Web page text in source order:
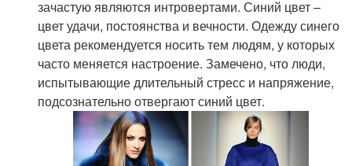
зачастую являются интровертами. Синий цвет –
цвет удачи, постоянства и вечности. Одежду синего
цвета рекомендуется носить тем людям, у которых
часто меняется настроение. Замечено, что люди,
испытывающие длительный стресс и напряжение,
подсознательно отвергают синий цвет.